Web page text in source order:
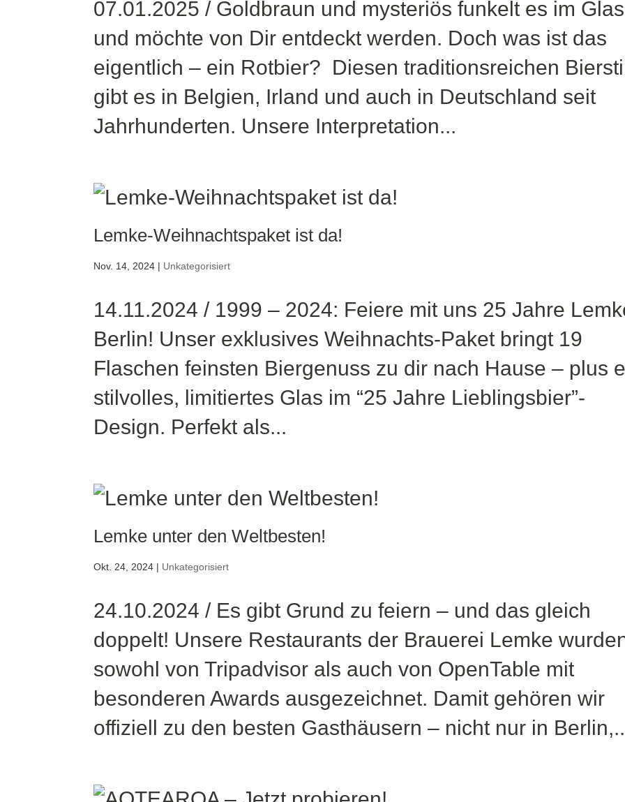
07.01.2025 / Goldbraun und mysteriös funkelt es im Glas
und möchte von Dir entdeckt werden. Doch was ist das
eigentlich – ein Rotbier? Diesen traditionsreichen
gibt es in Belgien, Irland und auch in Deutschland seit
Jahrhunderten. Unsere Interpretation...
Lemke-Weihnachtspaket ist da!
Nov. 14, 2024 | Unkategorisiert
14.11.2024 / 1999 – 2024: Feiere mit uns 25 Jahre
Berlin! Unser exklusives Weihnachts-Paket bringt 19
Flaschen feinsten Biergenuss zu dir nach Hause – plus
stilvolles, limitiertes Glas im “25 Jahre Lieblingsbier”-
Design. Perfekt als...
Lemke unter den Weltbesten!
Okt. 24, 2024 | Unkategorisiert
24.10.2024 / Es gibt Grund zu feiern – und das gleich
doppelt! Unsere Restaurants der Brauerei Lemke
sowohl von Tripadvisor als auch von OpenTable mit
besonderen Awards ausgezeichnet. Damit gehören wir
offiziell zu den besten Gasthäusern – nicht nur in